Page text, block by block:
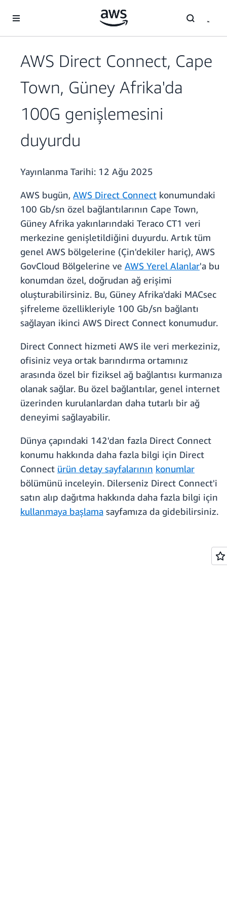
AWS Direct Connect, Cape
Town, Güney Afrika'da
100G genişlemesini
duyurdu
Yayınlanma Tarihi: 12 Ağu 2025
AWS bugün, AWS Direct Connect konumundaki
100 Gb/sn özel bağlantılarının Cape Town,
Güney Afrika yakınlarındaki Teraco CT1 veri
merkezine genişletildiğini duyurdu. Artık tüm
genel AWS bölgelerine (Çin'dekiler hariç), AWS
GovCloud Bölgelerine ve AWS Yerel Alanlar'a bu
konumdan özel, doğrudan ağ erişimi
oluşturabilirsiniz. Bu, Güney Afrika'daki MACsec
şifreleme özellikleriyle 100 Gb/sn bağlantı
sağlayan ikinci AWS Direct Connect konumudur.
Direct Connect hizmeti AWS ile veri merkeziniz,
ofisiniz veya ortak barındırma ortamınız
arasında özel bir fiziksel ağ bağlantısı kurmanıza
olanak sağlar. Bu özel bağlantılar, genel internet
üzerinden kurulanlardan daha tutarlı bir ağ
deneyimi sağlayabilir.
Dünya çapındaki 142'dan fazla Direct Connect
konumu hakkında daha fazla bilgi için Direct
Connect ürün detay sayfalarının konumlar
bölümünü inceleyin. Dilerseniz Direct Connect'i
satın alıp dağıtma hakkında daha fazla bilgi için
kullanmaya başlama sayfamıza da gidebilirsiniz.